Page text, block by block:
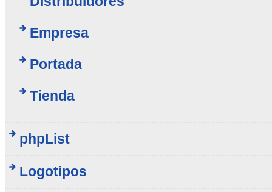
Empresa
Portada
Tienda
phpList
Logotipos